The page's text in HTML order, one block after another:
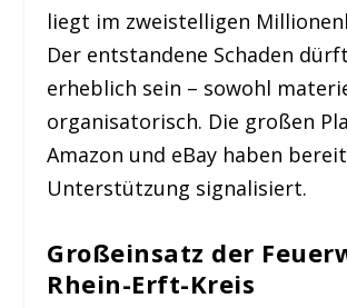
liegt im zweistelligen
Der entstandene Schaden
erheblich sein – sowohl
organisatorisch. Die großen
Amazon und eBay haben
Unterstützung signalisiert.
Großeinsatz der
Rhein-Erft-Kreis